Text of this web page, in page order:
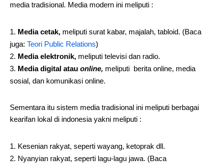
media tradisional. Media modern ini meliputi :
Media cetak, meliputi surat kabar, majalah, tabloid. (Baca
juga: Teori Public Relations)
Media elektronik, meliputi televisi dan radio.
Media digital atau online, meliputi berita online, media
sosial, dan komunikasi online.
Sementara itu sistem media tradisional ini meliputi berbagai
kearifan lokal di indonesia yakni meliputi :
Kesenian rakyat, seperti wayang, ketoprak dll.
Nyanyian rakyat, seperti lagu-lagu jawa. (Baca